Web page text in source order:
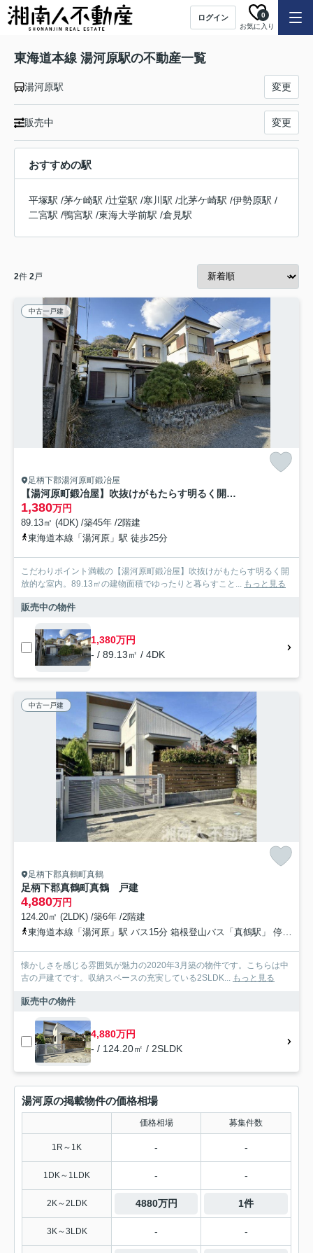
ログイン
お気に入り
0
東海道本線 湯河原駅の不動産一覧
湯河原駅 変更
販売中 変更
おすすめの駅
平塚駅 /茅ケ崎駅 /辻堂駅 /寒川駅 /北茅ケ崎駅 /伊勢原駅 /
二宮駅 /鴨宮駅 /東海大学前駅 /倉見駅
2件 2戸
中古一戸建
足柄下郡湯河原町鍛冶屋
【湯河原町鍛冶屋】吹抜けがもたらす明るく開放的な室内
1,380万円
89.13㎡ (4DK) /築45年 /2階建
東海道本線「湯河原」駅 徒歩25分
こだわりポイント満載の【湯河原町鍛冶屋】吹抜けがもたらす明るく開
放的な室内。89.13㎡の建物面積でゆったりと暮らすこと... もっと見る
販売中の物件
1,380万円
- / 89.13㎡ / 4DK
中古一戸建
足柄下郡真鶴町真鶴
足柄下郡真鶴町真鶴 戸建
4,880万円
124.20㎡ (2LDK) /築6年 /2階建
東海道本線「湯河原」駅 バス15分 箱根登山バス「真鶴駅」 停歩13分
懐かしさを感じる雰囲気が魅力の2020年3月築の物件です。こちらは中
古の戸建てです。収納スペースの充実している2SLDK... もっと見る
販売中の物件
4,880万円
- / 124.20㎡ / 2SLDK
湯河原の掲載物件の価格相場
価格相場 募集件数
1R～1K - -
1DK～1LDK - -
2K～2LDK 4880万円 1件
3K～3LDK - -